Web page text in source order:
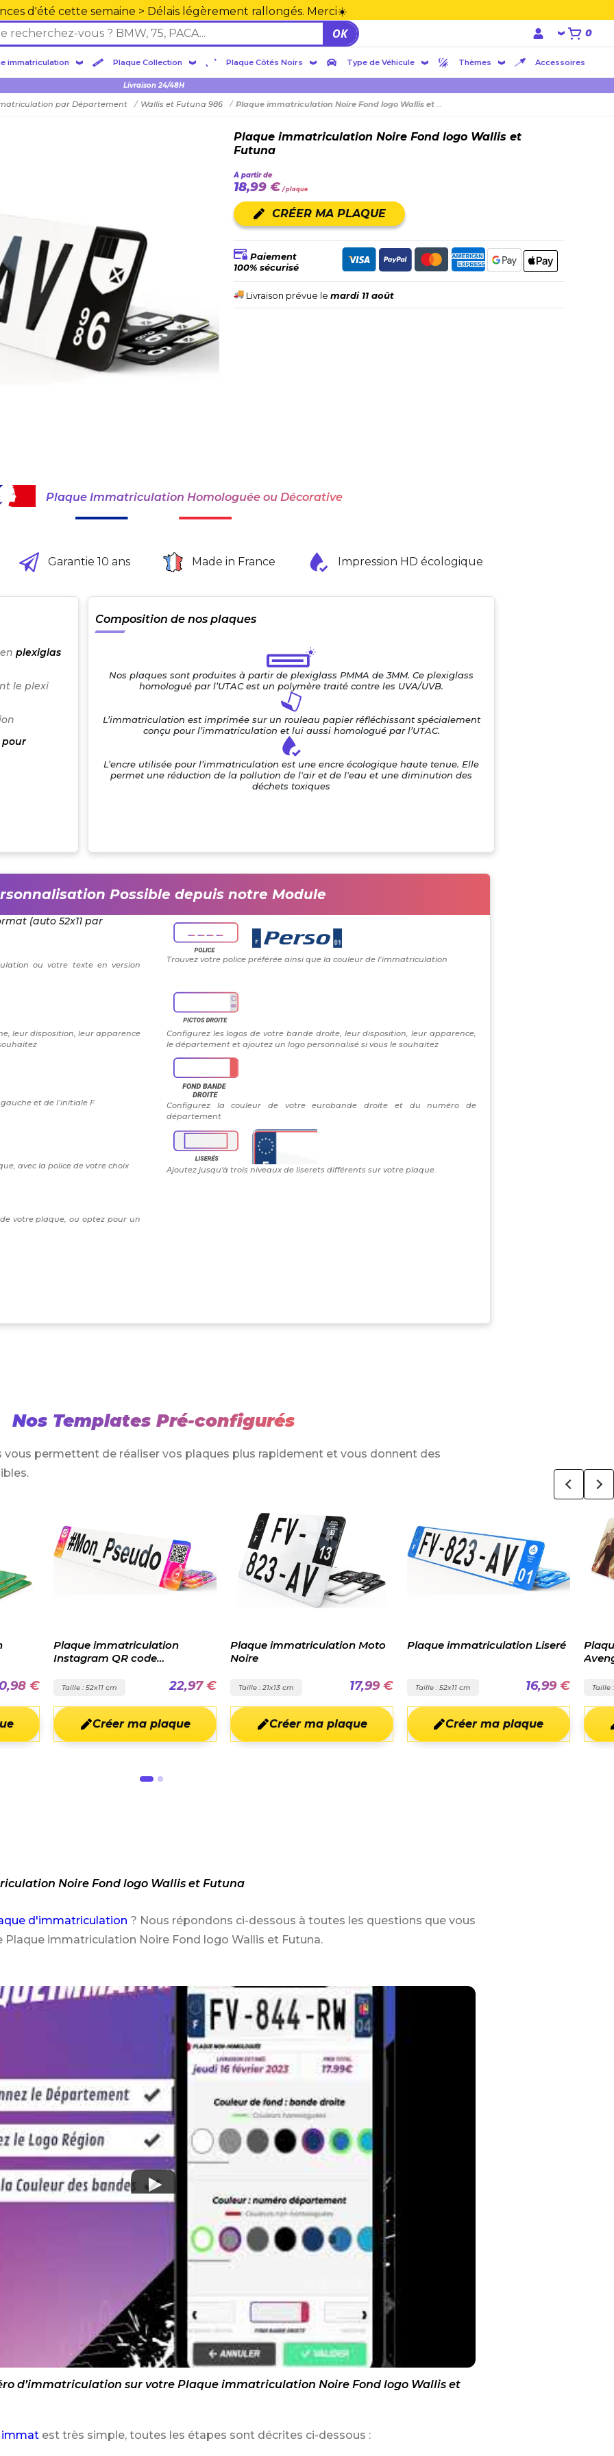
d'été cette semaine > Délais légèrement rallongés. Merci☀️
OK 0
immatriculation Plaque Collection Plaque Côtés Noirs Type de Véhicule Thèmes Accessoires
Livraison 24/48H
Plexiglas en PMMA supérieure
par Département Wallis et Futuna 986 Plaque immatriculation Noire Fond logo Wallis et Futuna
Plaque immatriculation Noire Fond logo Wallis et
Futuna
À partir de
18,99 € / plaque
CRÉER MA PLAQUE
Paiement
100% sécurisé
Livraison prévue le mardi 11 août
Plaque Immatriculation Homologuée ou Décorative
Garantie 10 ans Made in France Impression HD écologique
plexiglas
le plexi
pour
Composition de nos plaques
Nos plaques sont produites à partir de plexiglass PMMA de 3MM. Ce plexiglass
homologué par l’UTAC est un polymère traité contre les UVA/UVB.
L’immatriculation est imprimée sur un rouleau papier réfléchissant spécialement
conçu pour l’immatriculation et lui aussi homologué par l’UTAC.
L’encre utilisée pour l’immatriculation est une encre écologique haute tenue. Elle
permet une réduction de la pollution de l'air et de l'eau et une diminution des
déchets toxiques
Possible depuis notre Module
(auto 52x11 par
ou votre texte en version
Trouvez votre police préférée ainsi que la couleur de l’immatriculation
leur disposition, leur apparence
Configurez les logos de votre bande droite, leur disposition, leur apparence,
le département et ajoutez un logo personnalisé si vous le souhaitez
et de l’initiale F
Configurez la couleur de votre eurobande droite et du numéro de
département
avec la police de votre choix Ajoutez jusqu'à trois niveaux de liserets différents sur votre plaque.
votre plaque, ou optez pour un
Nos Templates Pré-configurés
vous permettent de réaliser vos plaques plus rapidement et vous donnent des
22,97 €
plaque
Plaque immatriculation Moto
Noire
Taille : 21x13 cm 17,99 €
Créer ma plaque
Plaque immatriculation Liseré
Taille : 52x11 cm 16,99 €
Créer ma plaque
Plaque prénom Team
Taille : 52x11 cm 20,98 €
Créer ma plaque
Noire Fond logo Wallis et Futuna
d'immatriculation ? Nous répondons ci-dessous à toutes les questions que vous
Plaque immatriculation Noire Fond logo Wallis et Futuna.
d’immatriculation sur votre Plaque immatriculation Noire Fond logo Wallis et
immatest très simple, toutes les étapes sont décrites ci-dessous :